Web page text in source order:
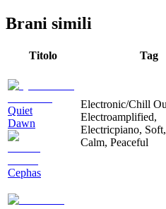
Brani simili
Titolo Tag
Quiet
Dawn
Cephas
Electronic/Chill
Electroamplified,
Electricpiano,
Calm, Peaceful